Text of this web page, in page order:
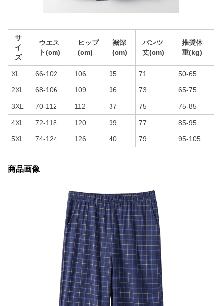
サ
イ
ズ
ウエス
ト(cm)
ヒップ
(cm)
裾深
(cm)
パンツ
丈(cm)
推奨体
重(kg)
XL 66-102 106 35 71 50-65
2XL 68-106 109 36 73 65-75
3XL 70-112 112 37 75 75-85
4XL 72-118 120 39 77 85-95
5XL 74-124 126 40 79 95-105
商品画像